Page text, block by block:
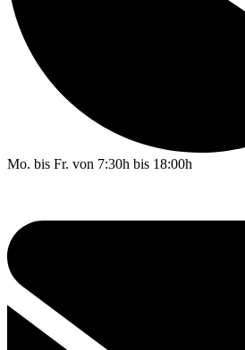
Mo. bis Fr. von 7:30h bis 18:00h